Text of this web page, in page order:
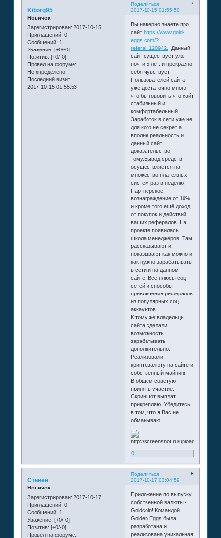
Поделиться
7
2017-10-15 01:55:50
Kiborg95
Новичок
Зарегистрирован: 2017-10-15
Приглашений: 0
Сообщений: 1
Уважение: [+0/-0]
Позитив: [+0/-0]
Провел на форуме:
Не определено
Последний визит:
2017-10-15 01:55:53
Вы наверно знаете про
сайт https://www.gold-
eggs.com/?
referal=120942. Данный
сайт существует уже
почти 5 лет. и прекрасно
себя чувствует.
Пользователей сайта
уже достаточно много
что бы говорить что сайт
стабильный и
комфортабельный.
Заработок в сети уже не
для кого не секрет а
вполне реальность и
данный сайт
доказательство
тому.Вывод средств
осуществляется на
множество платёжных
систем раз в неделю.
Партнёрское
вознаграждение от 10%
и кроме того ещё доход
от покупок и действий
ваших рефералов. На
проекте появилась
школа менеджеров. Там
рассказывают и
показывают как можно и
как нужно зарабатывать
в сети и на данном
сайте. Все плюсы соц
сетей и способы
привлечения рефералов
из популярных соц
аккаунтов.
К тому же владельцы
сайта сделали
возможность
зарабатывать
дополнительно.
Реализовали
криптовалюту на сайте и
собственный майнинг.
В общем советую
принять участие.
Скриншот выплат
прикрепляю. Убедитесь
в том, что я Вас не
обманываю.
0
Поделиться
8
2017-10-17 03:04:59
Стивен
Новичок
Зарегистрирован: 2017-10-17
Приглашений: 0
Сообщений: 1
Уважение: [+0/-0]
Позитив: [+0/-0]
Провел на форуме:
Приложение по выпуску
собственной валюты -
Goldcoin! Командой
Golden Eggs была
разработана и
реализована уникальная